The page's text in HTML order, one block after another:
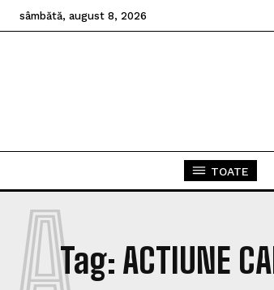
sâmbătă, august 8, 2026
TOATE
Tag: ACTIUNE